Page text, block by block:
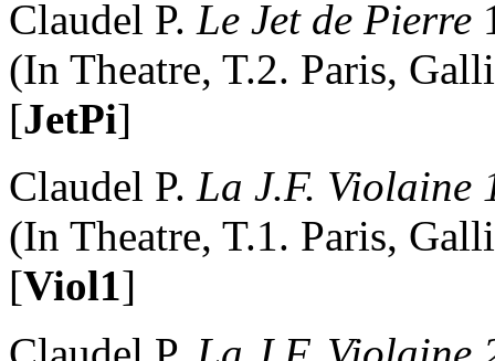
Claudel P. Le Jet de Pierre
(In Theatre, T.2. Paris,
[JetPi]
Claudel P. La J.F. Violaine
(In Theatre, T.1. Paris,
[Viol1]